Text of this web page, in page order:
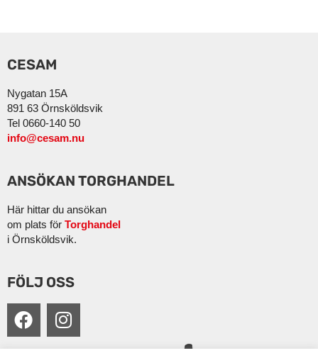
CESAM
Nygatan 15A
891 63 Örnsköldsvik
Tel 0660-140 50
info@cesam.nu
ANSÖKAN TORGHANDEL
Här hittar du ansökan
om plats för Torghandel
i Örnsköldsvik.
FÖLJ OSS